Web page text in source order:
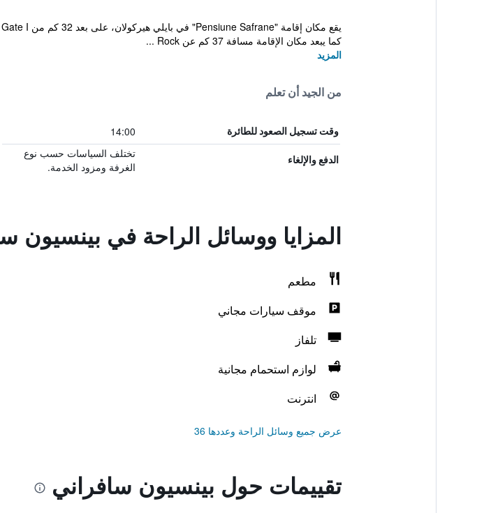
كما يبعد مكان الإقامة مسافة 37 كم عن Rock ...
المزيد
من الجيد أن تعلم
وقت تسجيل الصعود للطائرة 14:00
الدفع والإلغاء
تختلف السياسات حسب نوع
الغرفة ومزود الخدمة.
المزايا ووسائل الراحة في بينسيون
مطعم
موقف سيارات مجاني
تلفاز
لوازم استحمام مجانية
انترنت
عرض جميع وسائل الراحة وعددها 36
تقييمات حول بينسيون سافراني